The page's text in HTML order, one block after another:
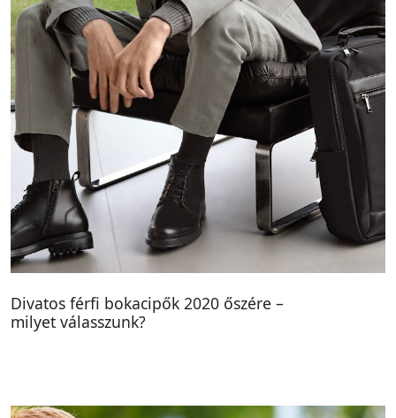
Divatos férfi bokacipők 2020 őszére –
milyet válasszunk?